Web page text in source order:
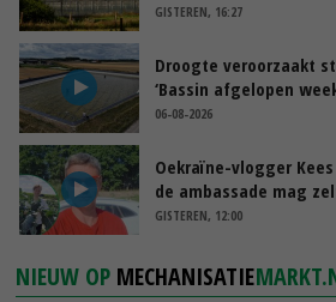
GISTEREN, 16:27
Droogte veroorzaakt
‘Bassin afgelopen
06-08-2026
Oekraïne-vlogger
de ambassade mag
GISTEREN, 12:00
NIEUW OP MECHANISATIE